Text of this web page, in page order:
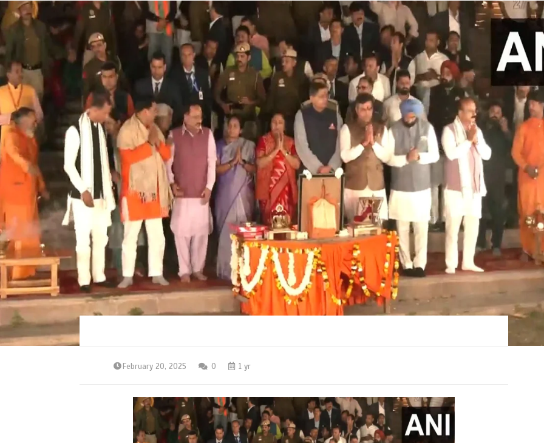
February 20, 2025 0 1 yr